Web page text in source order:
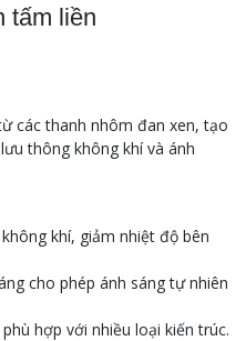
tấm liền
các thanh nhôm đan xen, tạo
thông không khí và ánh
khí, giảm nhiệt độ bên
cho phép ánh sáng tự nhiên
hợp với nhiều loại kiến trúc.